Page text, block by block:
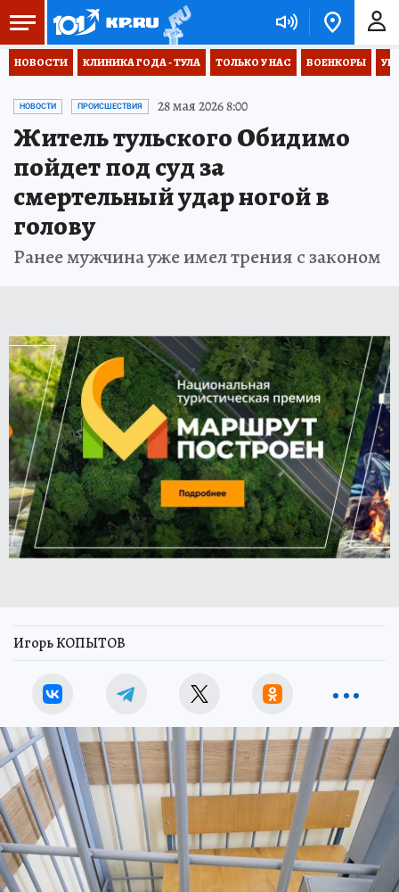
НОВОСТИ КЛИНИКА ГОДА - ТУЛА ТОЛЬКО У НАС ВОЕНКОРЫ
НОВОСТИ ПРОИСШЕСТВИЯ 28 мая 2026 8:00
Житель тульского Обидимо
пойдет под суд за
смертельный удар ногой в
голову
Ранее мужчина уже имел трения с законом
Игорь КОПЫТОВ